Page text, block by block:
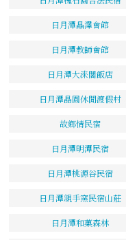
日月潭晶澤會館
日月潭教師會館
日月潭大淶閣飯店
日月潭晶園休閒渡假村
故鄉情民宿
日月潭明潭民宿
日月潭桃源谷民宿
日月潭親手窯民宿山莊
日月潭和菓森林